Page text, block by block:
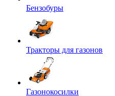
Бензобуры
Тракторы для газонов
Газонокосилки